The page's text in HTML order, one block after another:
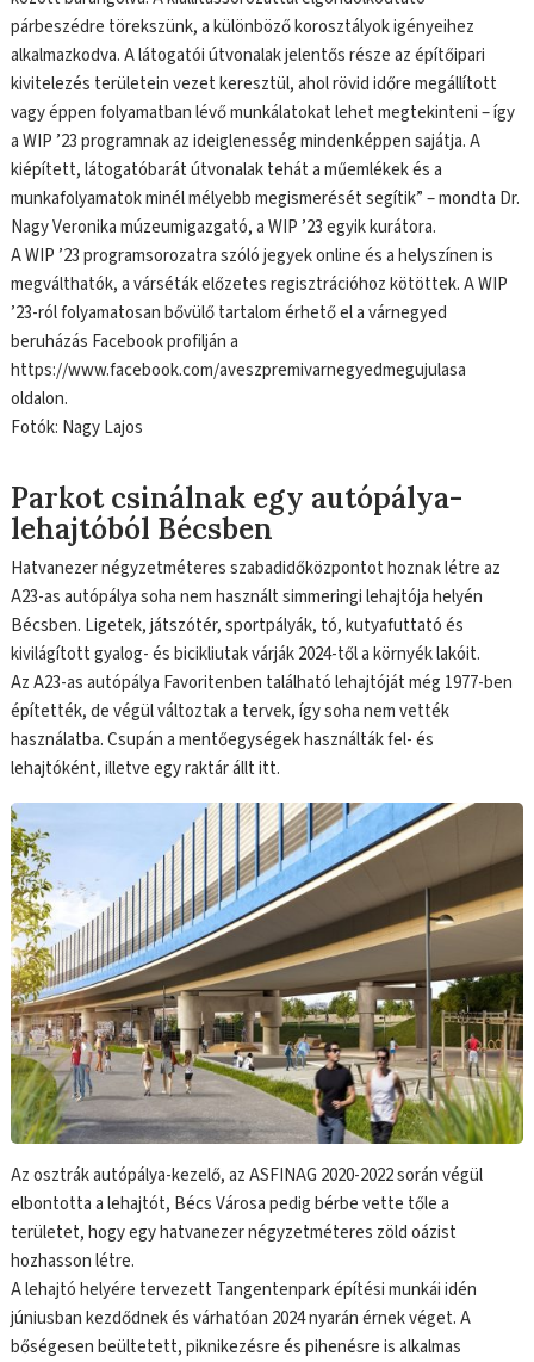
párbeszédre törekszünk, a különböző korosztályok igényeihez
alkalmazkodva. A látogatói útvonalak jelentős része az építőipari
kivitelezés területein vezet keresztül, ahol rövid időre megállított
vagy éppen folyamatban lévő munkálatokat lehet megtekinteni – így
a WIP ’23 programnak az ideiglenesség mindenképpen sajátja. A
kiépített, látogatóbarát útvonalak tehát a műemlékek és a
munkafolyamatok minél mélyebb megismerését segítik” – mondta Dr.
Nagy Veronika múzeumigazgató, a WIP ’23 egyik kurátora.
A WIP ’23 programsorozatra szóló jegyek online és a helyszínen is
megválthatók, a várséták előzetes regisztrációhoz kötöttek. A WIP
’23-ról folyamatosan bővülő tartalom érhető el a várnegyed
beruházás Facebook profilján a
https://www.facebook.com/aveszpremivarnegyedmegujulasa
oldalon.
Fotók: Nagy Lajos
Parkot csinálnak egy autópálya-
lehajtóból Bécsben
Hatvanezer négyzetméteres szabadidőközpontot hoznak létre az
A23-as autópálya soha nem használt simmeringi lehajtója helyén
Bécsben. Ligetek, játszótér, sportpályák, tó, kutyafuttató és
kivilágított gyalog- és bicikliutak várják 2024-től a környék lakóit.
Az A23-as autópálya Favoritenben található lehajtóját még 1977-ben
építették, de végül változtak a tervek, így soha nem vették
használatba. Csupán a mentőegységek használták fel- és
lehajtóként, illetve egy raktár állt itt.
Az osztrák autópálya-kezelő, az ASFINAG 2020-2022 során végül
elbontotta a lehajtót, Bécs Városa pedig bérbe vette tőle a
területet, hogy egy hatvanezer négyzetméteres zöld oázist
hozhasson létre.
A lehajtó helyére tervezett Tangentenpark építési munkái idén
júniusban kezdődnek és várhatóan 2024 nyarán érnek véget. A
bőségesen beültetett, piknikezésre és pihenésre is alkalmas